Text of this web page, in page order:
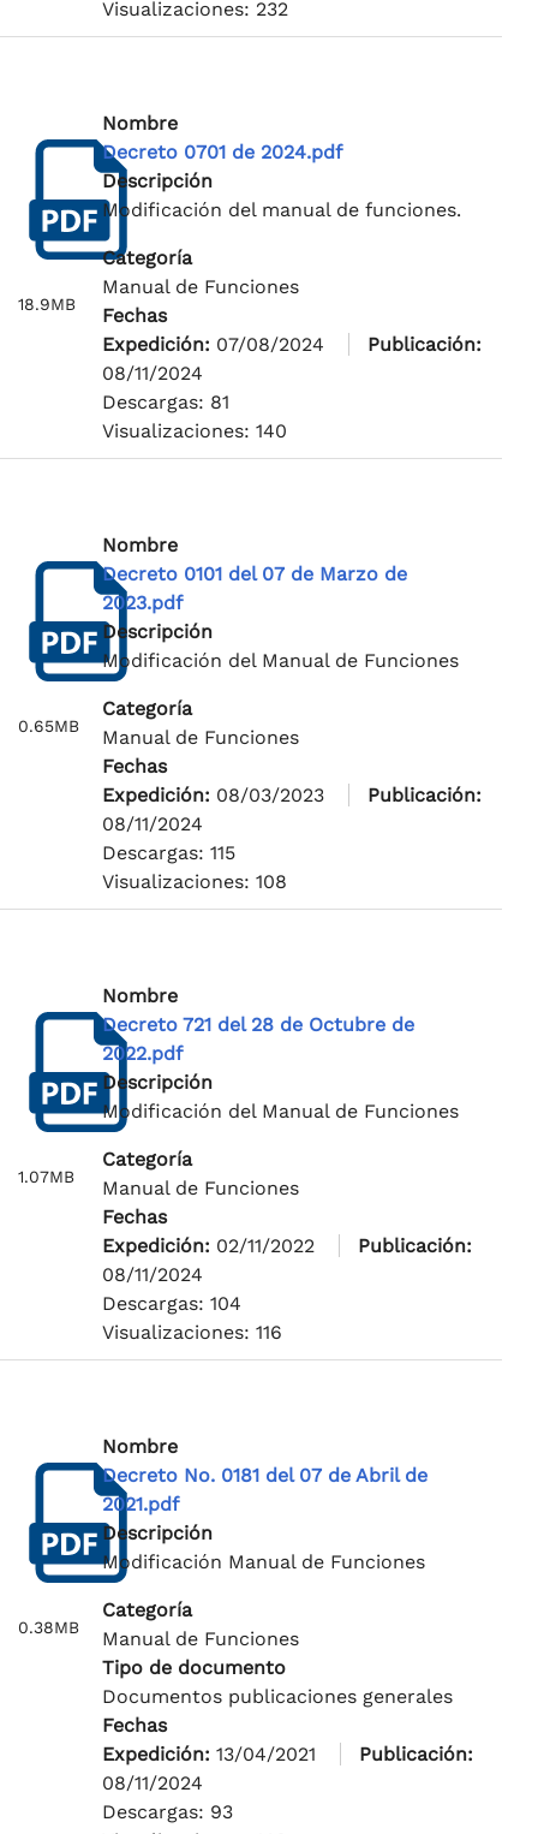
Visualizaciones: 232
18.9MB
Nombre
Decreto 0701 de 2024.pdf
Descripción
Modificación del manual de funciones.
Categoría
Manual de Funciones
Fechas
Expedición: 07/08/2024
Publicación:
08/11/2024
Descargas: 81
Visualizaciones: 140
0.65MB
Nombre
Decreto 0101 del 07 de Marzo de
2023.pdf
Descripción
Modificación del Manual de Funciones
Categoría
Manual de Funciones
Fechas
Expedición: 08/03/2023
Publicación:
08/11/2024
Descargas: 115
Visualizaciones: 108
1.07MB
Nombre
Decreto 721 del 28 de Octubre de
2022.pdf
Descripción
Modificación del Manual de Funciones
Categoría
Manual de Funciones
Fechas
Expedición: 02/11/2022
Publicación:
08/11/2024
Descargas: 104
Visualizaciones: 116
0.38MB
Nombre
Decreto No. 0181 del 07 de Abril de
2021.pdf
Descripción
Modificación Manual de Funciones
Categoría
Manual de Funciones
Tipo de documento
Documentos publicaciones generales
Fechas
Expedición: 13/04/2021
Publicación:
08/11/2024
Descargas: 93